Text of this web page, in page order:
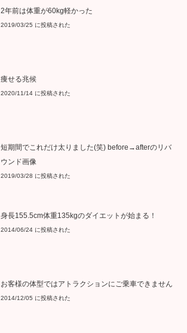
2年前は体重が60kg軽かった
2019/03/25 に投稿された
痩せる兆候
2020/11/14 に投稿された
短期間でこれだけ太りました(笑) before→afterのリバ
ウンド画像
2019/03/28 に投稿された
身長155.5cm体重135kgのダイエットが始まる！
2014/06/24 に投稿された
お客様の体型ではアトラクションにご乗車できません
2014/12/05 に投稿された